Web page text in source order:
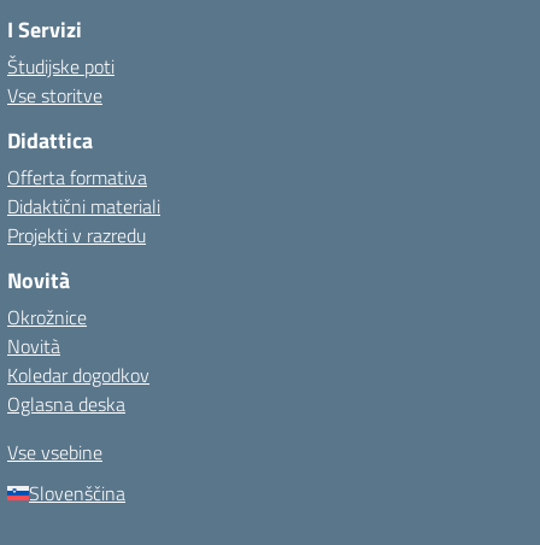
I Servizi
Študijske poti
Vse storitve
Didattica
Offerta formativa
Didaktični materiali
Projekti v razredu
Novità
Okrožnice
Novità
Koledar dogodkov
Oglasna deska
Vse vsebine
Slovenščina